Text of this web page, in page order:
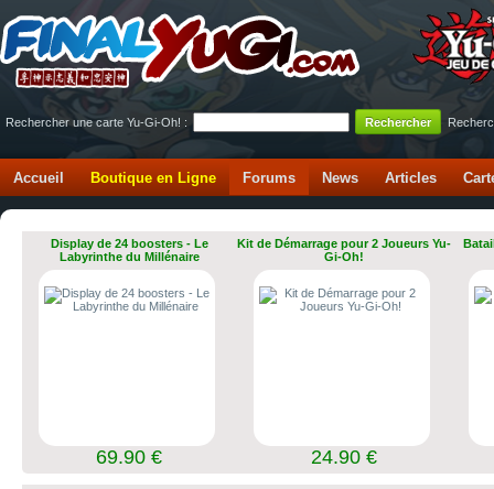
Rechercher une carte Yu-Gi-Oh! :
Accueil Boutique en Ligne Forums News Articles
Display de 24 boosters - Le
Labyrinthe du Millénaire
69.90 €
Kit de Démarrage pour 2 Joueurs Yu-
Gi-Oh!
24.90 €